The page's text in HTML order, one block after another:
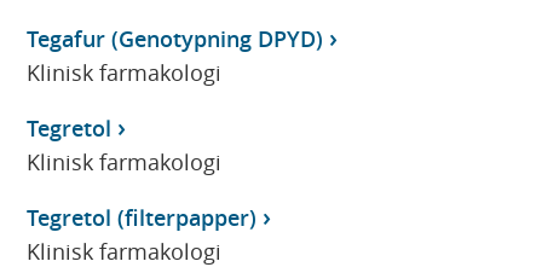
Tegafur (Genotypning DPYD)
Klinisk farmakologi
Tegretol
Klinisk farmakologi
Tegretol (filterpapper)
Klinisk farmakologi